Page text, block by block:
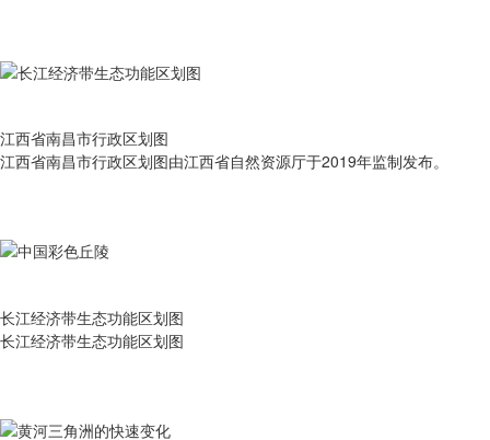
江西省南昌市行政区划图
江西省南昌市行政区划图由江西省自然资源厅于2019年监制发布。
长江经济带生态功能区划图
长江经济带生态功能区划图